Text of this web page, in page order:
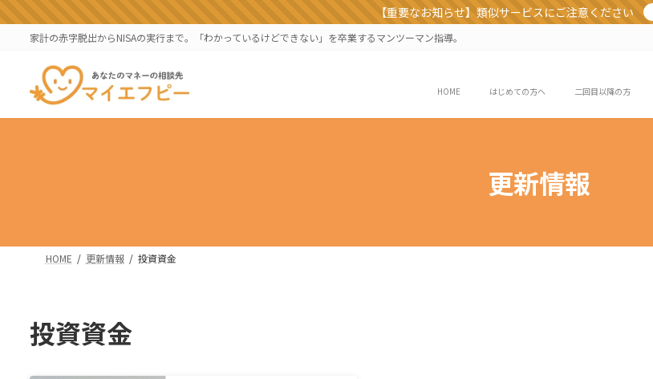
ン
ス
ビ
ン
【重要なお知らせ】類似サービスにご注意ください
家計の赤字脱出からNISAの実行まで。「わかっているけどできない」を卒業するマンツーマン指導。
HOME はじめての方へ 二回目以降の方
更新情報
HOME 更新情報 投資資金
投資資金